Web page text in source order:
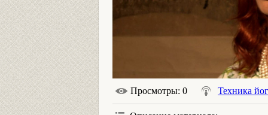
Просмотры: 0 Техника